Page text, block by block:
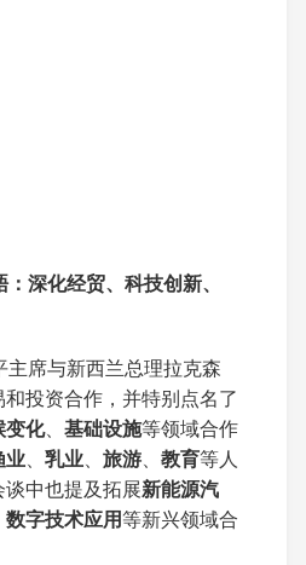
深化经贸、科技创新、
主席与新西兰总理拉克森
投资合作，并特别点名了
变化、 基础设施等领域合作
业、 乳业、 旅游、 教育等人
中也提及拓展新能源汽
数字技术应用等新兴领域合